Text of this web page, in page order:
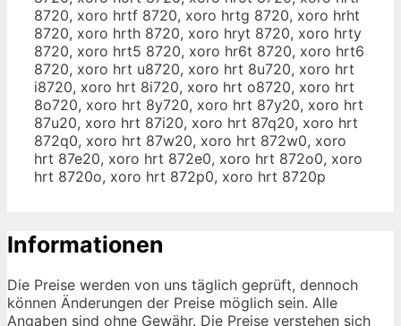
8720, xoro hrtf 8720, xoro hrtg 8720, xoro hrht
8720, xoro hrth 8720, xoro hryt 8720, xoro hrty
8720, xoro hrt5 8720, xoro hr6t 8720, xoro hrt6
8720, xoro hrt u8720, xoro hrt 8u720, xoro hrt
i8720, xoro hrt 8i720, xoro hrt o8720, xoro hrt
8o720, xoro hrt 8y720, xoro hrt 87y20, xoro hrt
87u20, xoro hrt 87i20, xoro hrt 87q20, xoro hrt
872q0, xoro hrt 87w20, xoro hrt 872w0, xoro
hrt 87e20, xoro hrt 872e0, xoro hrt 872o0, xoro
hrt 8720o, xoro hrt 872p0, xoro hrt 8720p
Informationen
Die Preise werden von uns täglich geprüft, dennoch
können Änderungen der Preise möglich sein. Alle
Angaben sind ohne Gewähr. Die Preise verstehen sich